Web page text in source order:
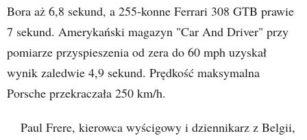
Bora aż 6,8 sekund, a 255-konne Ferrari 308 GTB prawie
7 sekund. Amerykański magazyn "Car And Driver" przy
pomiarze przyspieszenia od zera do 60 mph uzyskał
wynik zaledwie 4,9 sekund. Prędkość maksymalna
Porsche przekraczała 250 km/h.
Paul Frere, kierowca wyścigowy i dziennikarz z Belgii,